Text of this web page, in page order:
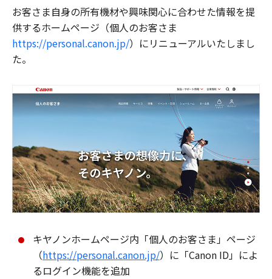
お客さま自身の所有機材や興味関心に合わせた情報を提
供するホームページ（個人のお客さま
https://personal.canon.jp/）にリニューアルいたしまし
た。
キヤノンホームページ内「個人のお客さま」ページ
（https://personal.canon.jp/）に「Canon ID」によ
るログイン機能を追加